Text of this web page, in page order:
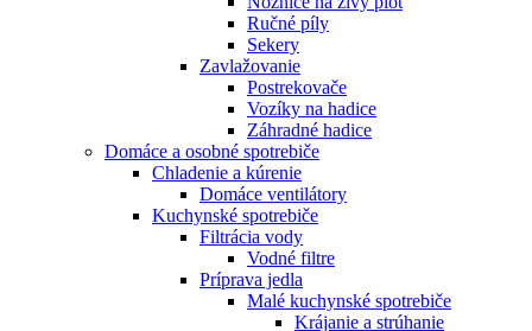
Ručné píly
Sekery
Zavlažovanie
Postrekovače
Vozíky na hadice
Záhradné hadice
Domáce a osobné spotrebiče
Chladenie a kúrenie
Domáce ventilátory
Kuchynské spotrebiče
Filtrácia vody
Vodné filtre
Príprava jedla
Malé kuchynské spotrebiče
Krájanie a strúhanie